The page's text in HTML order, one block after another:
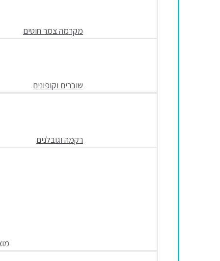
מקרמה צמר חוטים
שוברים וקופונים
רקמה וגובלנים